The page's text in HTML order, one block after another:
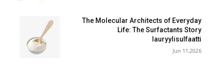
The Molecular Architects of Everyday
Life: The Surfactants Story
lauryylisulfaatti
Jun 11,2026